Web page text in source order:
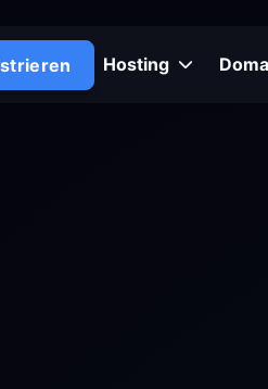
Hosting